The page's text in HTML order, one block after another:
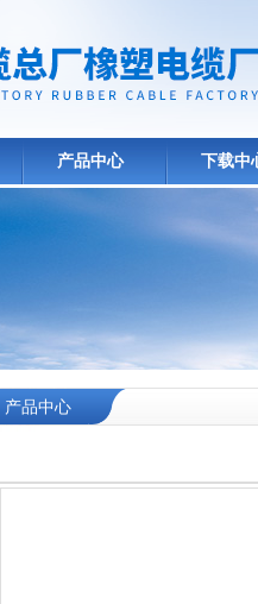
产品中心 下载中
产品中心